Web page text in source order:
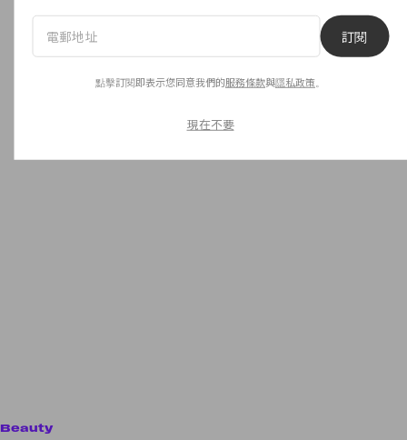
效果比面膜更好？ 升級版濕敷
化妝水、韓國引起話題的「三
日濕敷法」超神奇
越補越糟
題，靠 3
感！
Read Next
Beauty
訂閱
點擊訂閱即表示您同意我們的服務條款與隱私政策
現在不要